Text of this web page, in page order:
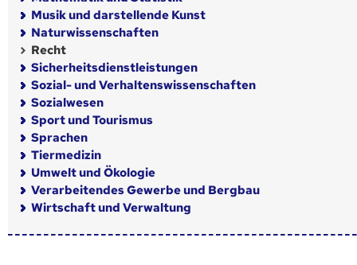
Musik und darstellende Kunst
Naturwissenschaften
Recht
Sicherheitsdienstleistungen
Sozial- und Verhaltenswissenschaften
Sozialwesen
Sport und Tourismus
Sprachen
Tiermedizin
Umwelt und Ökologie
Verarbeitendes Gewerbe und Bergbau
Wirtschaft und Verwaltung